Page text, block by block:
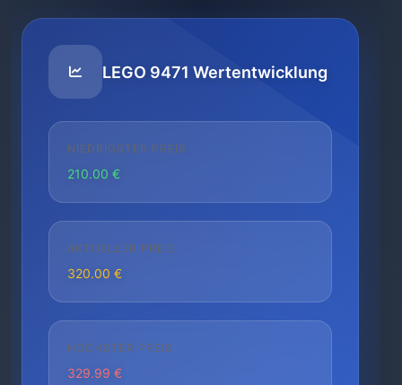
LEGO 9471 Wertentwicklung
NIEDRIGSTER PREIS
210.00 €
AKTUELLER PREIS
320.00 €
HÖCHSTER PREIS
329.99 €